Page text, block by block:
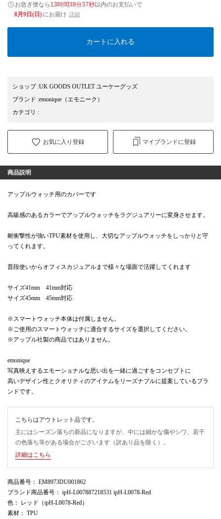
お急ぎ便なら 13時間38分36秒以内のお支払いで
8月9日(日) にお届け 詳細
カートに入れる
ショップ:UK GOODS OUTLET ユーケーグッズ
ブランド :emonique （エモニーク）
カテゴリ :
お気に入り登録 マイブランドに登録
商品説明
アップルウォッチ用のカバーです
高級感のあるカラーでアップルウォッチをラグジュアリーに変身させます。
耐衝撃性が強いTPU素材を使用し、大切なアップルウォッチをしっかりと守
ってくれます。
普段使いからオフィスカジュアルまで様々な場面で活躍してくれます
サイズ41mm 41mm対応
サイズ45mm 45mm対応
※スマートウォッチ本体は付属しません。
※ご使用のスマートウォッチに適合するサイズを選択してください。
※アップル社製の商品ではありません。
emonique
写真映えするエモーショナルな思い出を一緒に過ごすをコンセプトに
高いデザイン性とクオリティのアイテムをリーズナブルに提案しているブラ
ンドです。
こちらはアウトレット品です。
主にはシーズン落ちの新品になりますが、中には細かな傷やシワ、若干
の色落ち等がある場合がございます（訳あり品を除く）。
詳細はこちら
商品番号 ： EM8973DU001862
ブランド商品番号 ： ipH-L007887218531 ipH-L0078-Red
色 ： レッド（ipH-L0078-Red）
素材 ： TPU